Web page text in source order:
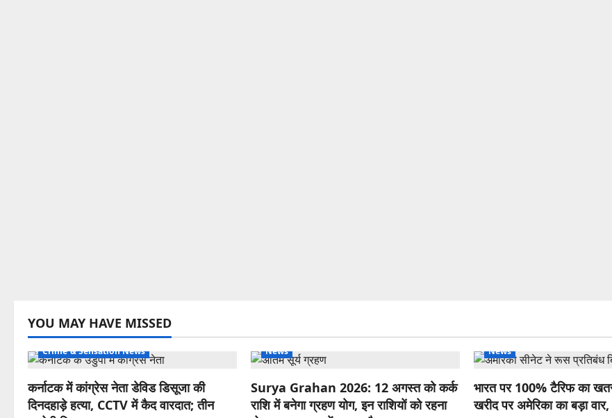
YOU MAY HAVE MISSED
Crime & Sensation News
कर्नाटक में कांग्रेस नेता डेविड डिसूजा की
दिनदहाड़े हत्या, CCTV में कैद वारदात; तीन
News
Surya Grahan 2026: 12 अगस्त को कर्क
राशि में बनेगा ग्रहण योग, इन राशियों को रहना
News
भारत पर 100% टैरिफ का
खरीद पर अमेरिका का बड़ा